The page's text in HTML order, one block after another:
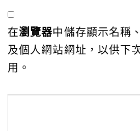
在瀏覽器中儲存顯示名稱
及個人網站網址，以供下
用。